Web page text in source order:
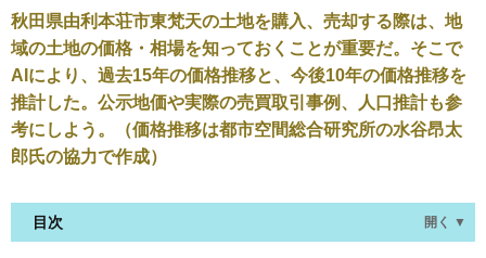
秋田県由利本荘市東梵天の土地を購入、売却する際は、地
域の土地の価格・相場を知っておくことが重要だ。そこで
AIにより、過去15年の価格推移と、今後10年の価格推移を
推計した。公示地価や実際の売買取引事例、人口推計も参
考にしよう。（価格推移は都市空間総合研究所の水谷昂太
郎氏の協力で作成）
目次 開く ▼